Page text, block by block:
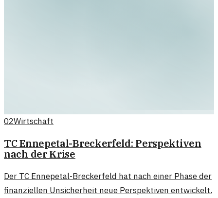
02Wirtschaft
TC Ennepetal-Breckerfeld: Perspektiven
nach der Krise
Der TC Ennepetal-Breckerfeld hat nach einer Phase der
finanziellen Unsicherheit neue Perspektiven entwickelt.